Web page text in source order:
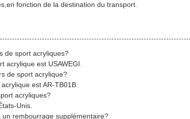
fonction de la destination du transport.
de sport acryliques?
acrylique est USAWEGI.
de sport acrylique?
est AR-TB01B.
acryliques?
Unis.
rembourrage supplémentaire?